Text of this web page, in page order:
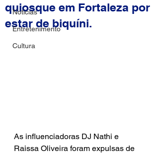
Notícias
Entretenimento
Cultura
quiosque em Fortaleza por
estar de biquíni.
As influenciadoras DJ Nathi e
Raissa Oliveira foram expulsas de